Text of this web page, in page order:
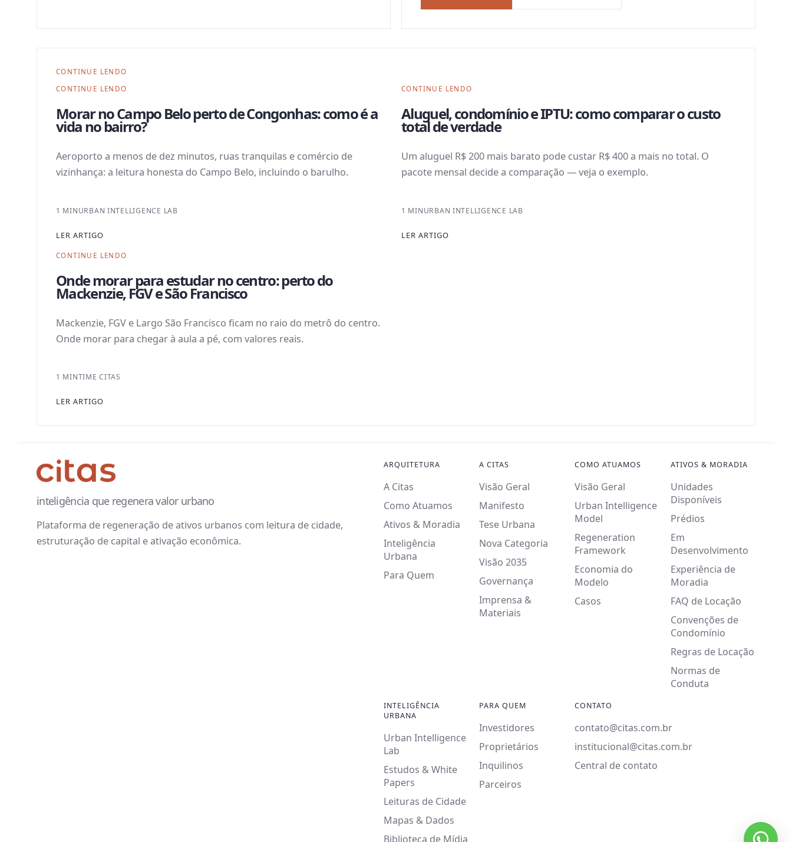
CONTINUE LENDO
CONTINUE LENDO
Morar no Campo Belo perto de Congonhas: como é a
vida no bairro?
Aeroporto a menos de dez minutos, ruas tranquilas e comércio de
vizinhança: a leitura honesta do Campo Belo, incluindo o barulho.
1 MINURBAN INTELLIGENCE LAB
LER ARTIGO
CONTINUE LENDO
Aluguel, condomínio e IPTU: como comparar o custo
total de verdade
Um aluguel R$ 200 mais barato pode custar R$ 400 a mais no total. O
pacote mensal decide a comparação — veja o exemplo.
1 MINURBAN INTELLIGENCE LAB
LER ARTIGO
CONTINUE LENDO
Onde morar para estudar no centro: perto do
Mackenzie, FGV e São Francisco
Mackenzie, FGV e Largo São Francisco ficam no raio do metrô do centro.
Onde morar para chegar à aula a pé, com valores reais.
1 MINTIME CITAS
LER ARTIGO
inteligência que regenera valor urbano
Plataforma de regeneração de ativos urbanos com leitura de cidade,
estruturação de capital e ativação econômica.
ARQUITETURA
A Citas
Como Atuamos
Ativos & Moradia
Inteligência
Urbana
Para Quem
A CITAS
Visão Geral
Manifesto
Tese Urbana
Nova Categoria
Visão 2035
Governança
Imprensa &
Materiais
COMO ATUAMOS
Visão Geral
Urban Intelligence
Model
Regeneration
Framework
Economia do
Modelo
Casos
ATIVOS & MORADIA
Unidades
Disponíveis
Prédios
Em
Desenvolvimento
Experiência de
Moradia
FAQ de Locação
Convenções de
Condomínio
Regras de Locação
Normas de
Conduta
INTELIGÊNCIA
URBANA
Urban Intelligence
Lab
Estudos & White
Papers
Leituras de Cidade
Mapas & Dados
Biblioteca de Mídia
PARA QUEM
Investidores
Proprietários
Inquilinos
Parceiros
CONTATO
contato@citas.com.br
institucional@citas.com.br
Central de contato